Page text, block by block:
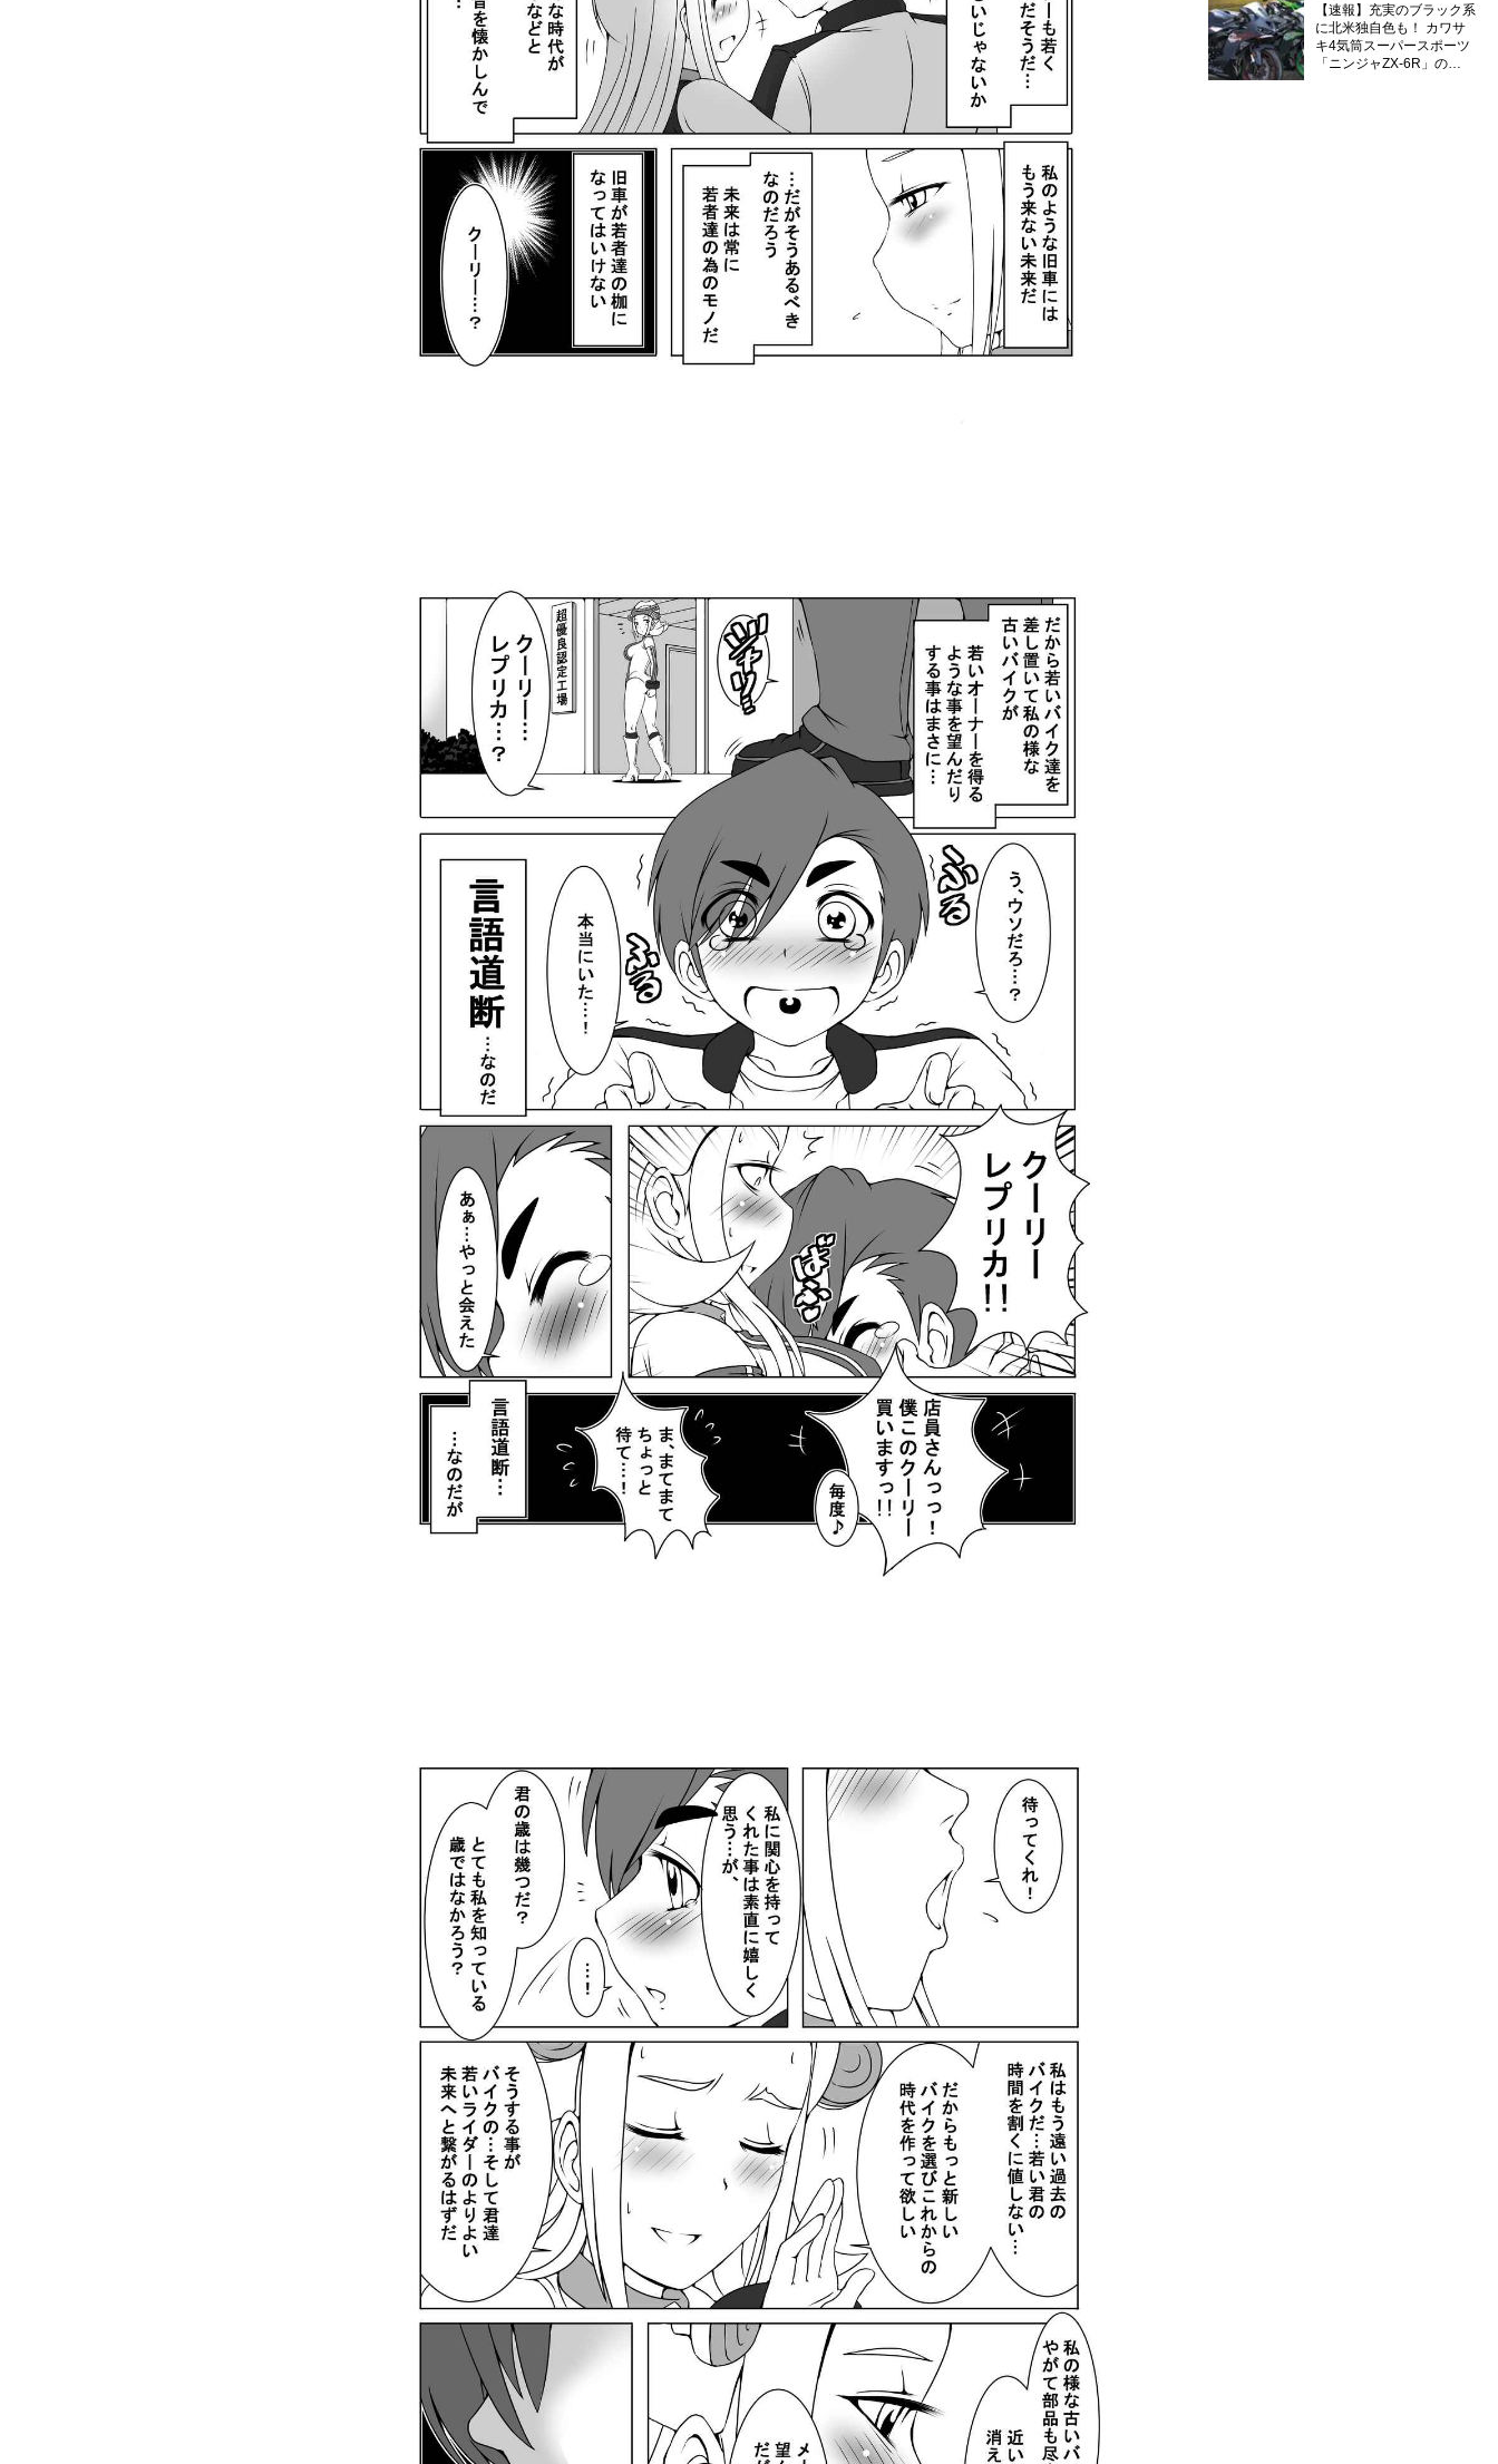
【速報】充実のブラック系
に北米独自色も！ カワサ
キ4気筒スーパースポーツ
「ニンジャZX-6R」の